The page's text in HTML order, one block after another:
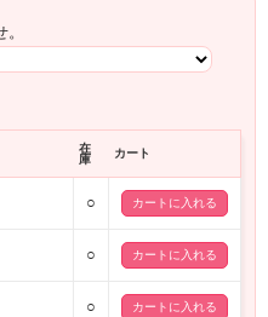
在
庫
カート
○
○
○